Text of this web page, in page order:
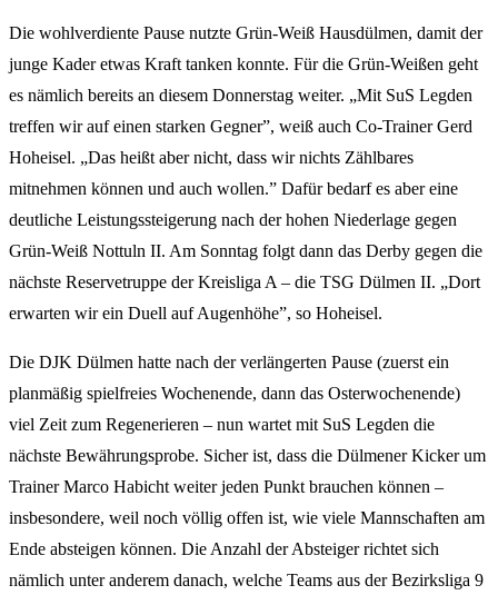
Die wohlverdiente Pause nutzte Grün-Weiß Hausdülmen, damit der
junge Kader etwas Kraft tanken konnte. Für die Grün-Weißen geht
es nämlich bereits an diesem Donnerstag weiter. „Mit SuS Legden
treffen wir auf einen starken Gegner”, weiß auch Co-Trainer Gerd
Hoheisel. „Das heißt aber nicht, dass wir nichts Zählbares
mitnehmen können und auch wollen.” Dafür bedarf es aber eine
deutliche Leistungssteigerung nach der hohen Niederlage gegen
Grün-Weiß Nottuln II. Am Sonntag folgt dann das Derby gegen die
nächste Reservetruppe der Kreisliga A – die TSG Dülmen II. „Dort
erwarten wir ein Duell auf Augenhöhe”, so Hoheisel.
Die DJK Dülmen hatte nach der verlängerten Pause (zuerst ein
planmäßig spielfreies Wochenende, dann das Osterwochenende)
viel Zeit zum Regenerieren – nun wartet mit SuS Legden die
nächste Bewährungsprobe. Sicher ist, dass die Dülmener Kicker um
Trainer Marco Habicht weiter jeden Punkt brauchen können –
insbesondere, weil noch völlig offen ist, wie viele Mannschaften am
Ende absteigen können. Die Anzahl der Absteiger richtet sich
nämlich unter anderem danach, welche Teams aus der Bezirksliga 9